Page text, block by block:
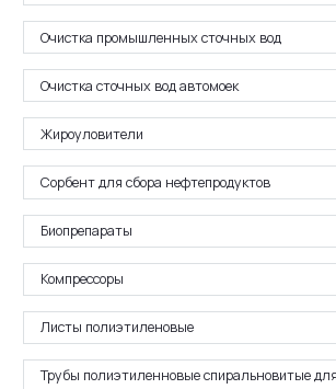
Очистка промышленных сточных вод
Очистка сточных вод автомоек
Жироуловители
Сорбент для сбора нефтепродуктов
Биопрепараты
Компрессоры
Листы полиэтиленовые
Трубы полиэтиленновые спиральновитые